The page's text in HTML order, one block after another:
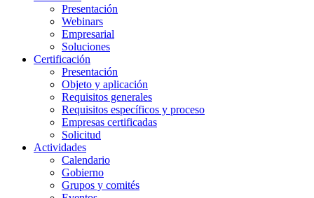
Presentación
Webinars
Empresarial
Soluciones
Certificación
Presentación
Objeto y aplicación
Requisitos generales
Requisitos específicos y proceso
Empresas certificadas
Solicitud
Actividades
Calendario
Gobierno
Grupos y comités